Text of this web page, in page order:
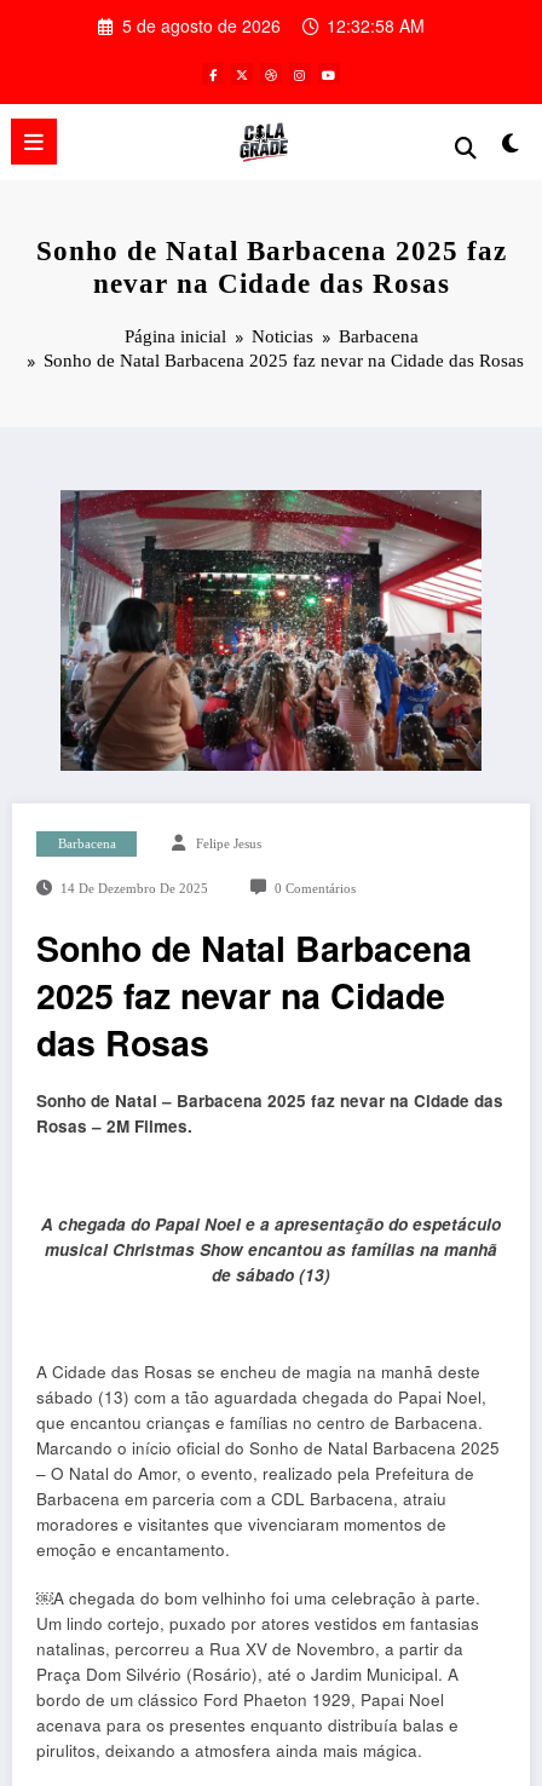
5 de agosto de 2026 12:32:59 AM
Sonho de Natal Barbacena 2025 faz
nevar na Cidade das Rosas
Página inicial Noticias
Barbacena
Sonho de Natal Barbacena 2025 faz nevar na Cidade das Rosas
Barbacena Felipe Jesus
14 De Dezembro De 2025 0 Comentários
Sonho de Natal Barbacena
2025 faz nevar na Cidade
das Rosas
Sonho de Natal – Barbacena 2025 faz nevar na Cidade das
Rosas – 2M Filmes.
A chegada do Papai Noel e a apresentação do espetáculo
musical Christmas Show encantou as famílias na manhã
de sábado (13)
A Cidade das Rosas se encheu de magia na manhã deste
sábado (13) com a tão aguardada chegada do Papai Noel,
que encantou crianças e famílias no centro de Barbacena.
Marcando o início oficial do Sonho de Natal Barbacena 2025
– O Natal do Amor, o evento, realizado pela Prefeitura de
Barbacena em parceria com a CDL Barbacena, atraiu
moradores e visitantes que vivenciaram momentos de
emoção e encantamento.
￼A chegada do bom velhinho foi uma celebração à parte.
Um lindo cortejo, puxado por atores vestidos em fantasias
natalinas, percorreu a Rua XV de Novembro, a partir da
Praça Dom Silvério (Rosário), até o Jardim Municipal. A
bordo de um clássico Ford Phaeton 1929, Papai Noel
acenava para os presentes enquanto distribuía balas e
pirulitos, deixando a atmosfera ainda mais mágica.